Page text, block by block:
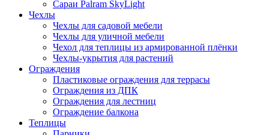
Сараи Palram SkyLight
Чехлы
Чехлы для садовой мебели
Чехлы для уличной мебели
Чехол для теплицы из армированной плёнки
Чехлы-укрытия для растений
Ограждения
Пластиковые ограждения для террасы
Ограждения из ДПК
Ограждения для лестниц
Ограждение балкона
Теплицы